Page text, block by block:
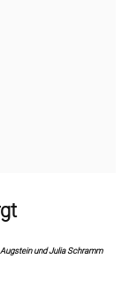
und Julia Schramm